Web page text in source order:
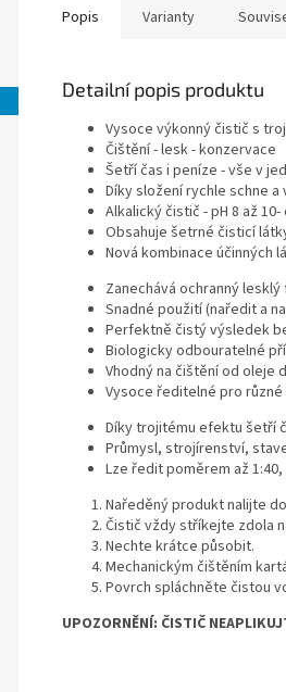
Popis Varianty
Detailní popis produktu
Vysoce výkonný čistič s
Čištění - lesk - konzervace
Šetří čas i peníze - vše v
Díky složení rychle schne
Alkalický čistič - pH 8 až
Obsahuje šetrné čisticí
Nová kombinace účinných
Zanechává ochranný
Snadné použití (naředit a
Perfektně čistý výsledek
Biologicky odbouratelné
Vhodný na čištění od oleje
Vysoce ředitelné pro různé
Díky trojitému efektu šetří
Průmysl, strojírenství,
Lze ředit poměrem až
Naředěný produkt nalijte
Čistič vždy stříkejte zdola
Nechte krátce působit.
Mechanickým čištěním
Povrch spláchněte čistou
UPOZORNĚNÍ: ČISTIČ